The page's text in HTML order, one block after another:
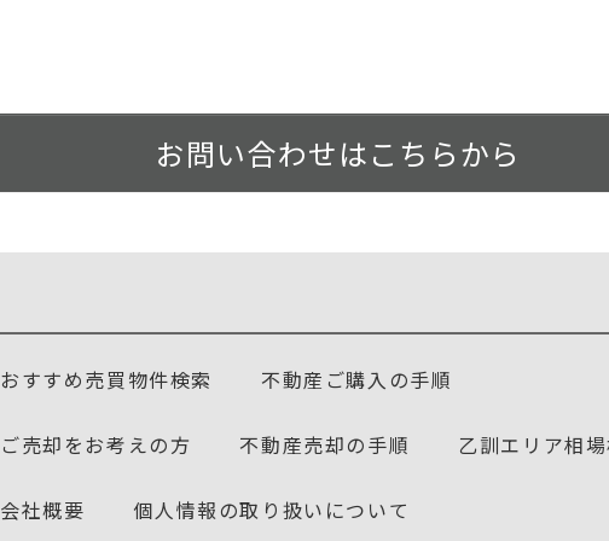
お問い合わせはこちらから
おすすめ売買物件検索 不動産ご購入の手順
ご売却をお考えの方 不動産売却の手順 乙訓エリア相
会社概要 個人情報の取り扱いについて